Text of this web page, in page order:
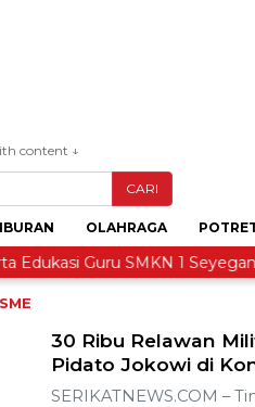
content ↓
CARI
OLAHRAGA
Guru SMKN 1 Seyegan
30 Ribu Relawan
Pidato Jokowi di
SERIKATNEWS.COM –